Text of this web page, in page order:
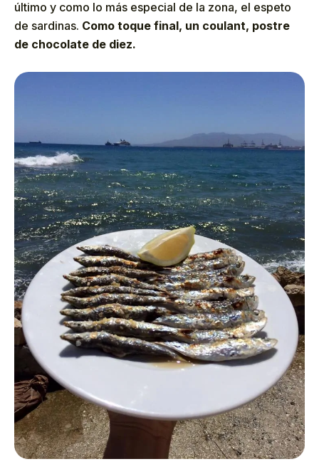
último y como lo más especial de la zona, el espeto
de sardinas. Como toque final, un coulant, postre
de chocolate de diez.